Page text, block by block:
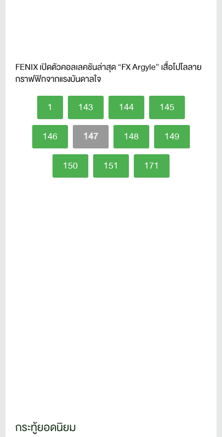
FENIX เปิดตัวคอลเลคชันล่าสุด “FX Argyle” เสื้อโปโลลาย
กราฟฟิกจากแรงบันดาลใจ
1 143 144
145
146
147 148
149
150
151 171
กระทู้ยอดนิยม